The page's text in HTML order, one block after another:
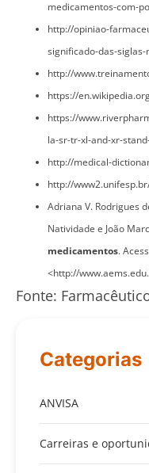
medicamentos-com-
http://opiniao-
significado-das-siglas-
http://
https://
https://
la-sr-tr-xl-and-xr-
http://medical-
http://
Adriana V. Rodrigues
Natividade e João
medicamentos.
<http://
Fonte:
Categorias
ANVISA
Carreiras e